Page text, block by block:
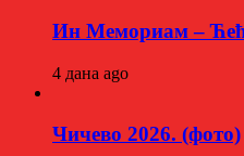
Ин Мемориам –
4 дана ago
Чичево 2026. (фото)